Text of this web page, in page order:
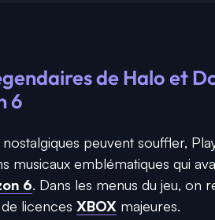
de Halo et
6
peuvent souffler,
musicaux emblématiques qui
6. Dans les menus du jeu, on
licences XBOX majeures.